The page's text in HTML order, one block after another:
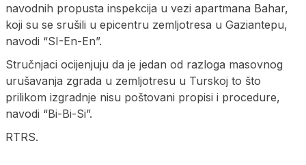
navodnih propusta inspekcija u vezi apartmana Bahar,
koji su se srušili u epicentru zemljotresa u Gaziantepu,
navodi “SI-En-En”.
Stručnjaci ocijenjuju da je jedan od razloga masovnog
urušavanja zgrada u zemljotresu u Turskoj to što
prilikom izgradnje nisu poštovani propisi i procedure,
navodi “Bi-Bi-Si”.
RTRS.